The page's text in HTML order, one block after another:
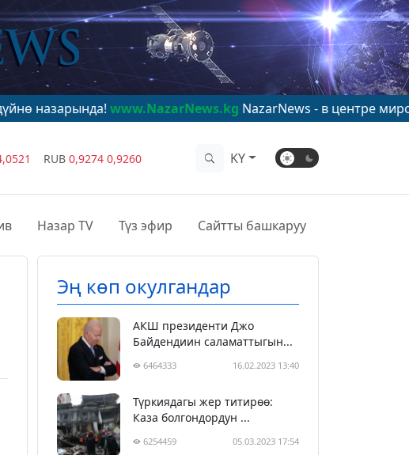
www.NazarNews.kgNazarNews - в центре мирового
RUB 0,9274 0,9260 KY
Назар TV Түз эфир Сайтты башкаруу
Эң көп окулгандар
АКШ президенти Джо
Байдендиин саламаттыгын...
6464333 16.02.2023 13:40
Түркиядагы жер титирөө:
Каза болгондордун ...
6254459 05.03.2023 17:54